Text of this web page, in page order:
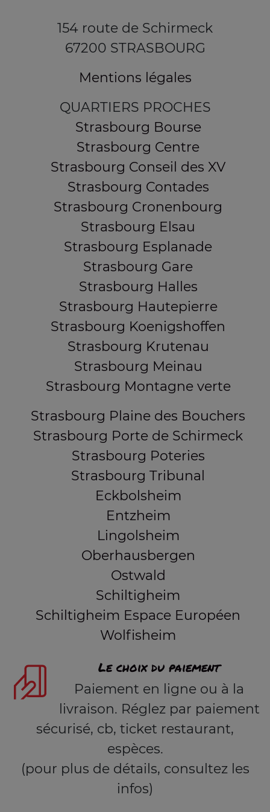
154 route de Schirmeck
67200 STRASBOURG
Mentions légales
QUARTIERS PROCHES
Strasbourg Bourse
Strasbourg Centre
Strasbourg Conseil des XV
Strasbourg Contades
Strasbourg Cronenbourg
Strasbourg Elsau
Strasbourg Esplanade
Strasbourg Gare
Strasbourg Halles
Strasbourg Hautepierre
Strasbourg Koenigshoffen
Strasbourg Krutenau
Strasbourg Meinau
Strasbourg Montagne verte
Strasbourg Plaine des Bouchers
Strasbourg Porte de Schirmeck
Strasbourg Poteries
Strasbourg Tribunal
Eckbolsheim
Entzheim
Lingolsheim
Oberhausbergen
Ostwald
Schiltigheim
Schiltigheim Espace Européen
Wolfisheim
Le choix du paiement
Paiement en ligne ou à la
livraison. Réglez par paiement
sécurisé, cb, ticket restaurant,
espèces.
(pour plus de détails, consultez les
infos)